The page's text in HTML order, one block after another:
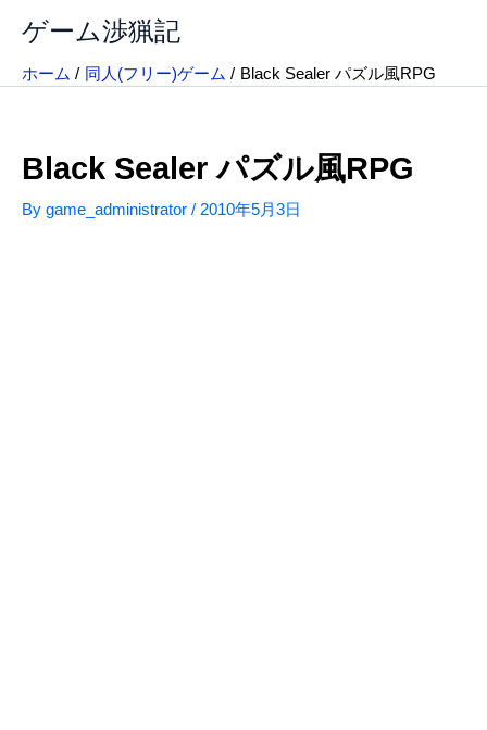
ス
ゲーム渉猟記
ホーム 同人(フリー)ゲーム Black Sealer パズル風RPG
Black Sealer パズル風RPG
By game_administrator / 2010年5月3日